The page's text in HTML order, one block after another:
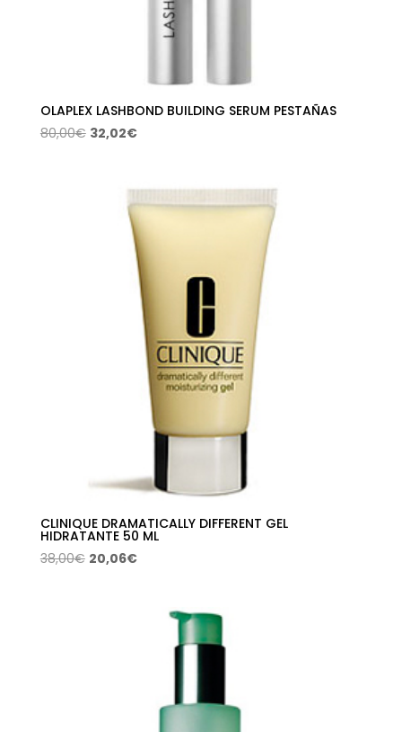
OLAPLEX LASHBOND BUILDING SERUM PESTAÑAS
80,00€ El
80,00€.
32,02€El
es:
32,02€.
CLINIQUE DRAMATICALLY DIFFERENT GEL
HIDRATANTE 50 ML
38,00€ El
20,06€El
20,06€.